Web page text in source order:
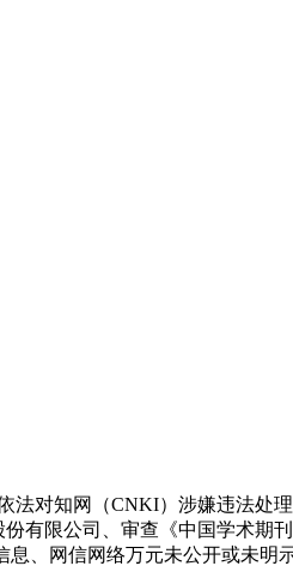
对知网（CNKI）涉嫌违法处
有限公司、审查《中国学术期
、网信网络万元未公开或未明